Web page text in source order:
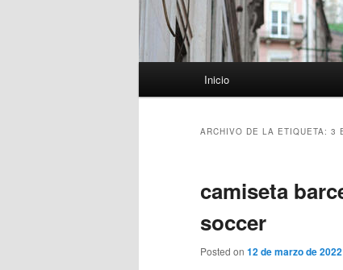
Inicio
ARCHIVO DE LA ETIQUETA: 3
camiseta
soccer
Posted on 12 de marzo de 2022